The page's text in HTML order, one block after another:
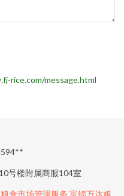
rice.com/message.html
号楼附属商服104室
粮食市场管理服务 富锦万达粮